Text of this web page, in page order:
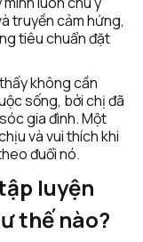
truyền cảm hứng,
tiêu chuẩn đặt
không cần
sống, bởi chị đã
gia đình. Một
và vui thích khi
đuổi nó.
luyện
thế nào?